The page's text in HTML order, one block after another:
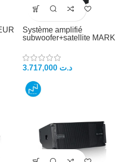
Système amplifié
subwoofer+satellite MARK
د.ت